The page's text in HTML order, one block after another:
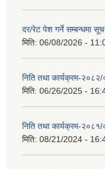
दर/रेट पेश गर्ने सम्बन्धमा
मिति: 06/08/2026 -
निति तथा कार्यक्रम-
मिति: 06/26/2025 -
निति तथा कार्यक्रम-
मिति: 08/21/2024 -